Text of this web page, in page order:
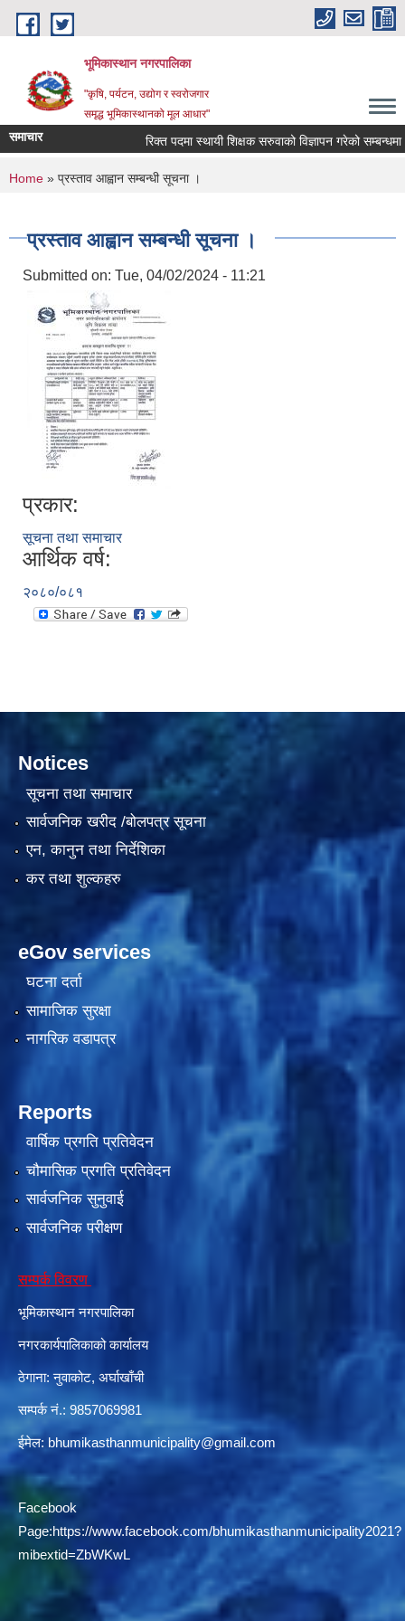
Skip to main content
भूमिकास्थान नगरपालिका
"कृषि, पर्यटन, उद्योग र स्वरोजगार
समृद्ध भूमिकास्थानको मूल आधार"
समाचार रिक्त पदमा स्थायी शिक्षक सरुवाको विज्ञापन गरेको सम्बन्धमा ।
You are here
Home » प्रस्ताव आह्वान सम्बन्धी सूचना ।
प्रस्ताव आह्वान सम्बन्धी सूचना ।
Submitted on: Tue, 04/02/2024 - 11:21
प्रकार:
सूचना तथा समाचार
आर्थिक वर्ष:
२०८०/०८१
Notices
सूचना तथा समाचार
सार्वजनिक खरीद /बोलपत्र सूचना
एन, कानुन तथा निर्देशिका
कर तथा शुल्कहरु
eGov services
घटना दर्ता
सामाजिक सुरक्षा
नागरिक वडापत्र
Reports
वार्षिक प्रगति प्रतिवेदन
चौमासिक प्रगति प्रतिवेदन
सार्वजनिक सुनुवाई
सार्वजनिक परीक्षण
सम्पर्क विवरण
भूमिकास्थान नगरपालिका
नगरकार्यपालिकाको कार्यालय
ठेगाना: नुवाकोट, अर्घाखाँची
सम्पर्क नं.: 9857069981
ईमेल: bhumikasthanmunicipality@gmail.com
Facebook
Page:https://www.facebook.com/bhumikasthanmunicipality2021?
mibextid=ZbWKwL